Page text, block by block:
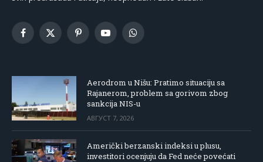
Facebook
X
PinterestYouTubeWhatsApp
Aerodrom u Nišu: Pratimo situaciju sa
Rajanerom, problem sa gorivom zbog
sankcija NIS-u
АВГУСТ 7, 2026
Američki berzanski indeksi u plusu,
investitori ocenjuju da Fed neće povećati